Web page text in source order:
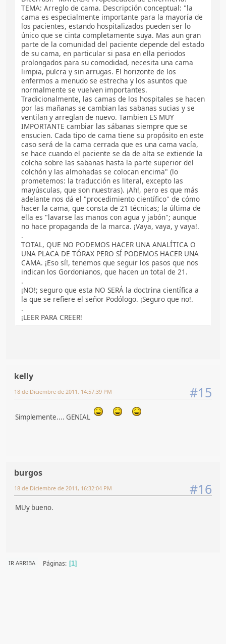
TEMA: Arreglo de cama. Descripción conceptual: "la
cama es especialmente importante para la mayoría de
los pacientes, estando hospitalizados pueden ser lo
único que se cinta completamente suya. Mas aun gran
parte de la comunidad del paciente depende del estado
de su cama, en particular si pasa en ella periodos
prolongados para su comodidad, necesita una cama
limpia, pulcra y sin arrugas. El horizonte de los
enfermos a menudo se estrecha y los asuntos que
normalmente se vuelven importantes.
Tradicionalmente, las camas de los hospitales se hacen
por las mañanas se cambian las sabanas sucias y se
ventilan y arreglan de nuevo. Tambien ES MUY
IMPORTANTE cambiar las sábanas siempre que se
ensucien. Cada tipo de cama tiene su propósito en este
caso será de la cama cerrada que es una cama vacía,
se hace cuando el paciente se da de alta se extiende la
colcha sobre las sabanas hasta la parte superior del
colchón y las almohadas se colocan encima" (lo
prometemos: la traducción es literal, excepto las
mayúsculas, que son nuestras). ¡Ah!, pero es que más
adelante nos dá el "procedimiento científico" de cómo
hacer la cama, que consta de 21 técnicas; la última de
ella es "lavarse las manos con agua y jabón"; aunque
no hace propaganda de la marca. ¡Vaya, vaya, y vaya!.
.
TOTAL, QUE NO PODEMOS HACER UNA ANALÍTICA O
UNA PLACA DE TÓRAX PERO SÍ PODEMOS HACER UNA
CAMA. ¡Eso sí!, tenemos que seguir los pasos que nos
indican los Gordonianos, que hacen un total de 21.
.
¡NO!; seguro que esta NO SERÁ la doctrina científica a
la que se refiere el señor Podólogo. ¡Seguro que no!.
.
¡LEER PARA CREER!
kelly
#15
18 de Diciembre de 2011, 14:57:39 PM
Simplemente.... GENIAL
burgos
#16
18 de Diciembre de 2011, 16:32:04 PM
MUy bueno.
IR ARRIBA Páginas 1